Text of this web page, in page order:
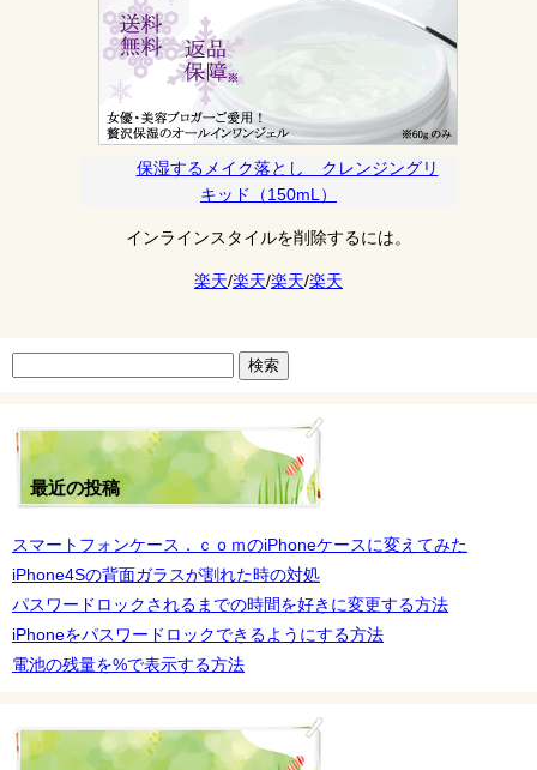
保湿するメイク落とし クレンジングリ
キッド（150mL）
インラインスタイルを削除するには。
楽天/楽天/楽天/楽天
最近の投稿
スマートフォンケース．ｃｏｍのiPhoneケースに変えてみた
iPhone4Sの背面ガラスが割れた時の対処
パスワードロックされるまでの時間を好きに変更する方法
iPhoneをパスワードロックできるようにする方法
電池の残量を%で表示する方法